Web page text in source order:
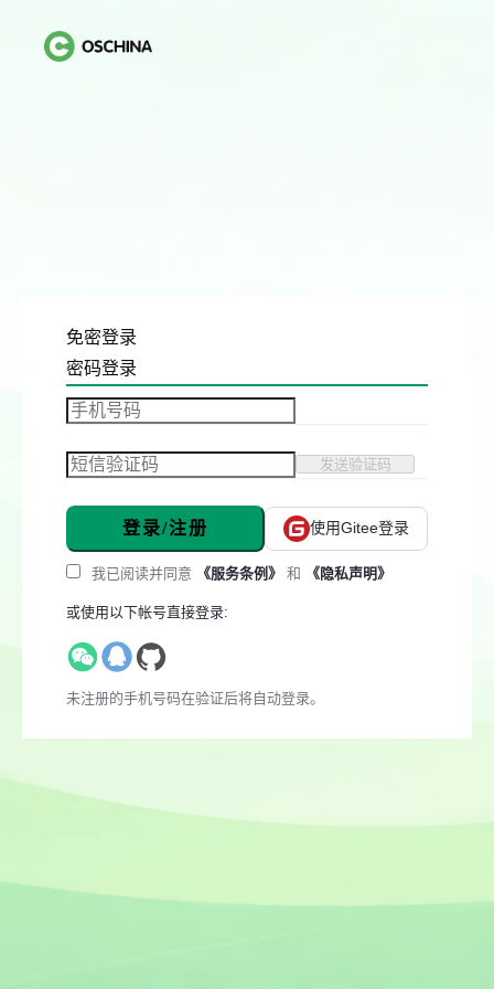
免密登录
密码登录
发送验证码
登录/注册 使用Gitee登录
我已阅读并同意 《服务条例》 和 《隐私声明》
或使用以下帐号直接登录:
未注册的手机号码在验证后将自动登录。